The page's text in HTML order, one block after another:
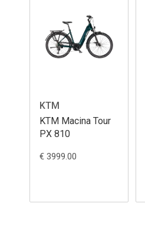
KTM
KTM Macina Tour
PX 810
€ 3999.00